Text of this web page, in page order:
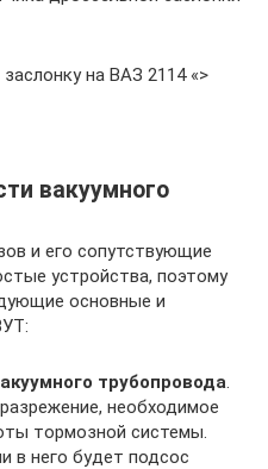
на ВАЗ 2114 «>
вакуумного
и его сопутствующие
устройства, поэтому
основные и
трубопровода
необходимое
тормозной системы.
в него будет подсос